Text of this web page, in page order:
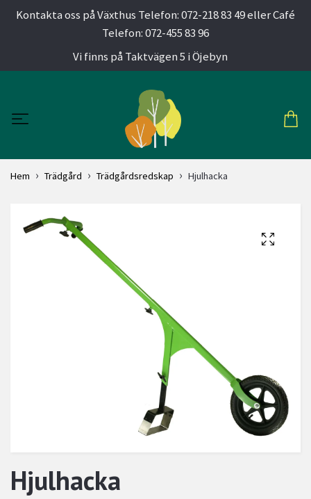
Kontakta oss på Växthus Telefon: 072-218 83 49 eller Café
Telefon: 072-455 83 96
Vi finns på Taktvägen 5 i Öjebyn
Hem Trädgård Trädgårdsredskap Hjulhacka
Hjulhacka